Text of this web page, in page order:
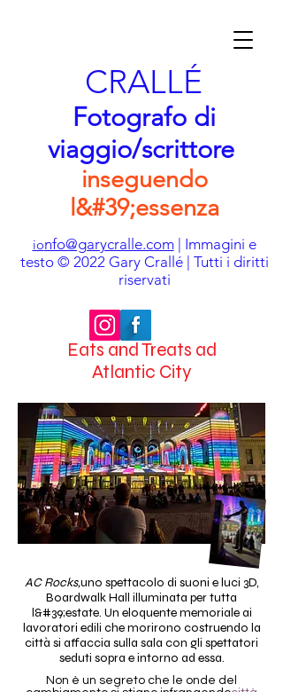
CRALLÉ
Fotografo di
viaggio/scrittore
inseguendo
l&#39;essenza
ionfo@garycralle.com| Immagini e
testo © 2022 Gary Crallé | Tutti i diritti
riservati
Eats and Treats ad
Atlantic City
AC Rocks,uno spettacolo di suoni e luci 3D,
Boardwalk Hall illuminata per tutta
l&#39;estate. Un eloquente memoriale ai
lavoratori edili che morirono costruendo la
città si affaccia sulla sala con gli spettatori
seduti sopra e intorno ad essa.
Non è un segreto che le onde del